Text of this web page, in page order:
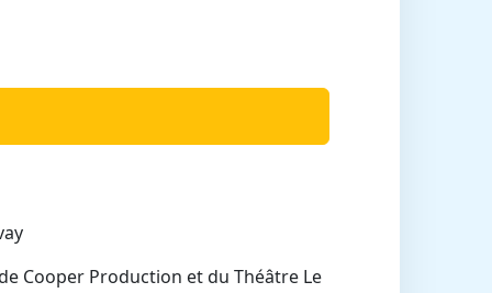
Cooper Production et du Théâtre Le